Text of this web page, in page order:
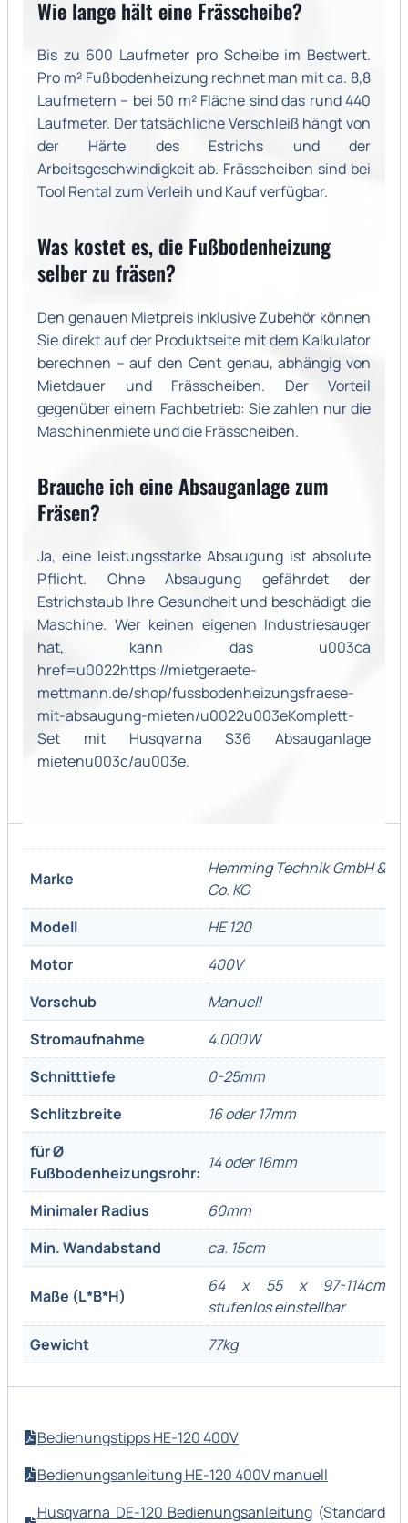
Wie lange hält eine Frässcheibe?
Bis zu 600 Laufmeter pro Scheibe im Bestwert.
Pro m² Fußbodenheizung rechnet man mit ca. 8,8
Laufmetern – bei 50 m² Fläche sind das rund 440
Laufmeter. Der tatsächliche Verschleiß hängt von
der Härte des Estrichs und der
Arbeitsgeschwindigkeit ab. Frässcheiben sind bei
Tool Rental zum Verleih und Kauf verfügbar.
Was kostet es, die Fußbodenheizung
selber zu fräsen?
Den genauen Mietpreis inklusive Zubehör können
Sie direkt auf der Produktseite mit dem Kalkulator
berechnen – auf den Cent genau, abhängig von
Mietdauer und Frässcheiben. Der Vorteil
gegenüber einem Fachbetrieb: Sie zahlen nur die
Maschinenmiete und die Frässcheiben.
Brauche ich eine Absauganlage zum
Fräsen?
Ja, eine leistungsstarke Absaugung ist absolute
Pflicht. Ohne Absaugung gefährdet der
Estrichstaub Ihre Gesundheit und beschädigt die
Maschine. Wer keinen eigenen Industriesauger
hat, kann das u003ca
href=u0022https://mietgeraete-
mettmann.de/shop/fussbodenheizungsfraese-
mit-absaugung-mieten/u0022u003eKomplett-
Set mit Husqvarna S36 Absauganlage
mietenu003c/au003e.
Marke
Hemming Technik GmbH &
Co. KG
Modell
HE 120
Motor
400V
Vorschub
Manuell
Stromaufnahme
4.000W
Schnitttiefe
0-25mm
Schlitzbreite
16 oder 17mm
für Ø
Fußbodenheizungsrohr:
14 oder 16mm
Minimaler Radius
60mm
Min. Wandabstand
ca. 15cm
Maße (L*B*H)
64 x 55 x 97-114cm
stufenlos einstellbar
Gewicht
77kg
Bedienungstipps HE-120 400V
Bedienungsanleitung HE-120 400V manuell
Husqvarna DE-120 Bedienungsanleitung (Standard